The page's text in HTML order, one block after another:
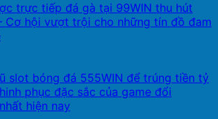
trực tiếp đá gà tại 99WIN thu hút
Cơ hội vượt trội cho những tín đồ đam
slot bóng đá 555WIN để trúng tiền tỷ
phục đặc sắc của game đổi
hiện nay